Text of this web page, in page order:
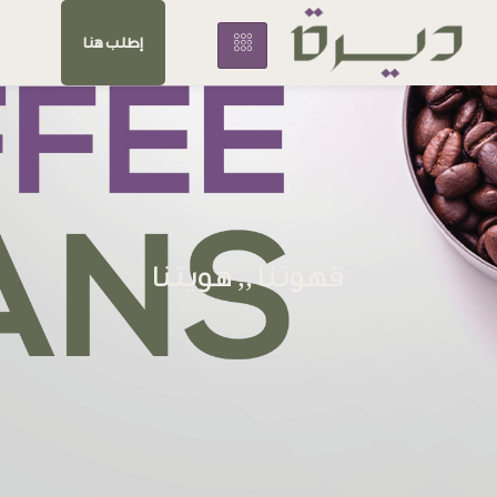
إطلب هنا
قهوتنا ,, هويتنا